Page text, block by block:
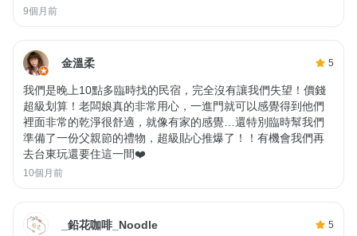
9個月前
金溫柔 5
我們是晚上10點多臨時找的民宿，完全沒有讓我們失望！價錢
超級划算！老闆娘真的非常用心，一進門就可以感覺得到他們
裡面非常的乾淨很舒適，就像有家的感覺…還特別臨時幫我們
準備了一份父親節的禮物，超級貼心推爆了！！有機會我們再
去台東玩還要住這一間❤️
10個月前
_鉛花咖啡_Noodle 5